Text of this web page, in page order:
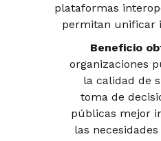
plataformas
permitan unificar
Beneficio
organizaciones
la calidad de
toma de
públicas mejor
las